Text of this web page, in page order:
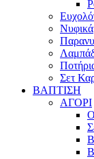
Νυφικά
Σετ
ΒΑΠΤΙΣΗ
ΑΓΟΡΙ